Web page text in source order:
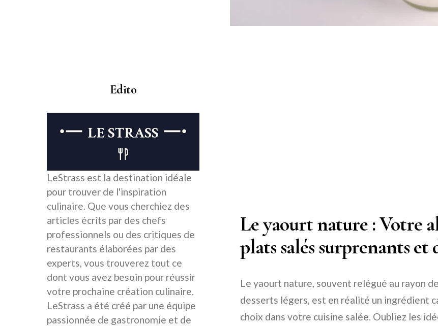
Le yaourt nature : Votre
plats salés surprenants et
Le yaourt nature, souvent relégué au rayon
desserts légers, est en réalité un ingrédient
choix dans votre cuisine salée. Oubliez les
Edito
LeStrass est la destination idéale
pour trouver de l'inspiration
culinaire. Que vous cherchiez des
articles écrits par des chefs
professionnels ou des critiques de
restaurants élaborées par des
experts, vous trouverez tout ce
dont vous avez besoin pour réussir
votre prochaine création culinaire.
LeStrass a été créé par une équipe
passionnée de gastronomie et de